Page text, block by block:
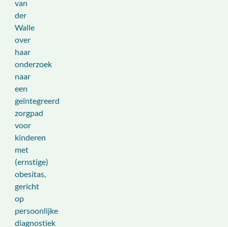
van
der
Walle
over
haar
onderzoek
naar
een
geïntegreerd
zorgpad
voor
kinderen
met
(ernstige)
obesitas,
gericht
op
persoonlijke
diagnostiek